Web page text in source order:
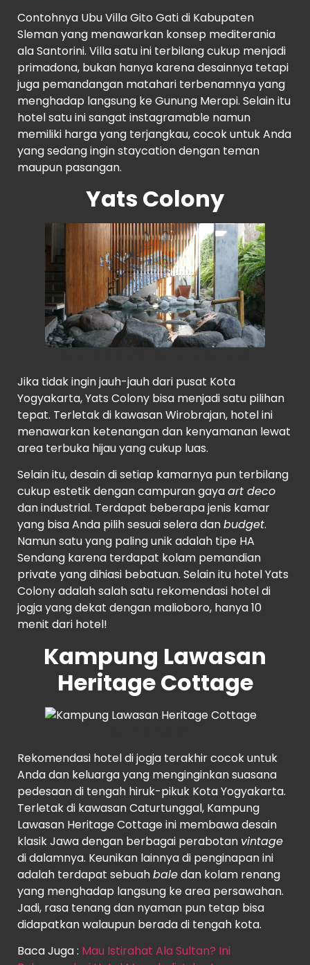
Contohnya Ubu Villa Gito Gati di Kabupaten
Sleman yang menawarkan konsep mediterania
ala Santorini. Villa satu ini terbilang cukup menjadi
primadona, bukan hanya karena desainnya tetapi
juga pemandangan matahari terbenamnya yang
menghadap langsung ke Gunung Merapi. Selain itu
hotel satu ini sangat instagramable namun
memiliki harga yang terjangkau, cocok untuk Anda
yang sedang ingin staycation dengan teman
maupun pasangan.
Yats Colony
Jika tidak ingin jauh-jauh dari pusat Kota
Yogyakarta, Yats Colony bisa menjadi satu pilihan
tepat. Terletak di kawasan Wirobrajan, hotel ini
menawarkan ketenangan dan kenyamanan lewat
area terbuka hijau yang cukup luas.
Selain itu, desain di setiap kamarnya pun terbilang
cukup estetik dengan campuran gayaart deco
dan industrial. Terdapat beberapa jenis kamar
yang bisa Anda pilih sesuai selera danbudget.
Namun satu yang paling unik adalah tipe HA
Sendang karena terdapat kolam pemandian
private yang dihiasi bebatuan. Selain itu hotel Yats
Colony adalah salah satu rekomendasi hotel di
jogja yang dekat dengan malioboro, hanya 10
menit dari hotel!
Kampung Lawasan
Heritage Cottage
Rekomendasi hotel di jogja terakhir cocok untuk
Anda dan keluarga yang menginginkan suasana
pedesaan di tengah hiruk-pikuk Kota Yogyakarta.
Terletak di kawasan Caturtunggal, Kampung
Lawasan Heritage Cottage ini membawa desain
klasik Jawa dengan berbagai perabotan vintage
di dalamnya. Keunikan lainnya di penginapan ini
adalah terdapat sebuahbaledan kolam renang
yang menghadap langsung ke area persawahan.
Jadi, rasa tenang dan nyaman pun tetap bisa
didapatkan walaupun berada di tengah kota.
Baca Juga : Mau Istirahat Ala Sultan? Ini